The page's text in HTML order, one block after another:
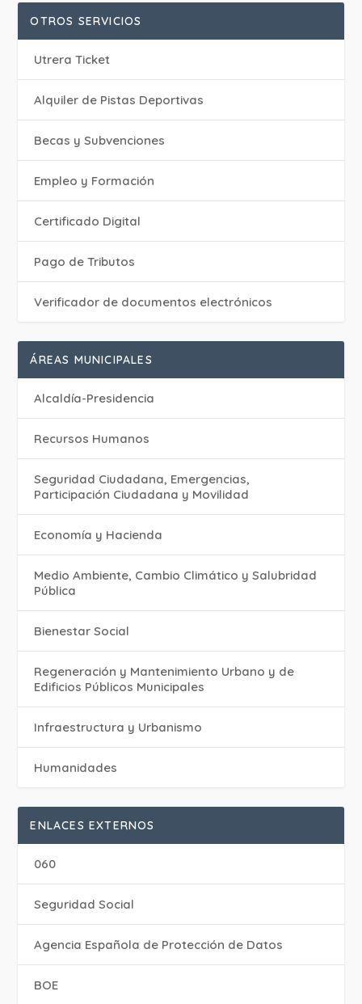
OTROS SERVICIOS
Utrera Ticket
Alquiler de Pistas Deportivas
Becas y Subvenciones
Empleo y Formación
Certificado Digital
Pago de Tributos
Verificador de documentos electrónicos
ÁREAS MUNICIPALES
Alcaldía-Presidencia
Recursos Humanos
Seguridad Ciudadana, Emergencias,
Participación Ciudadana y Movilidad
Economía y Hacienda
Medio Ambiente, Cambio Climático y Salubridad
Pública
Bienestar Social
Regeneración y Mantenimiento Urbano y de
Edificios Públicos Municipales
Infraestructura y Urbanismo
Humanidades
ENLACES EXTERNOS
060
Seguridad Social
Agencia Española de Protección de Datos
BOE